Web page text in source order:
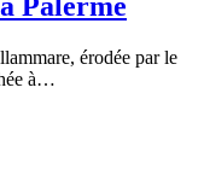
érodée par le
à…